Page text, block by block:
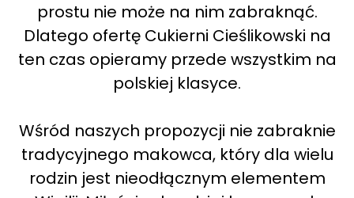
prostu nie może na nim zabraknąć.
Dlatego ofertę Cukierni Cieślikowski na
ten czas opieramy przede wszystkim na
polskiej klasyce.
Wśród naszych propozycji nie zabraknie
tradycyjnego makowca, który dla wielu
rodzin jest nieodłącznym elementem